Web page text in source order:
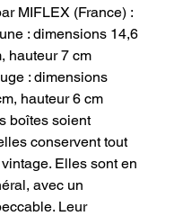
MIFLEX (France) :
: dimensions 14,6
hauteur 7 cm
: dimensions
hauteur 6 cm
boîtes soient
conservent tout
Elles sont en
avec un
Leur